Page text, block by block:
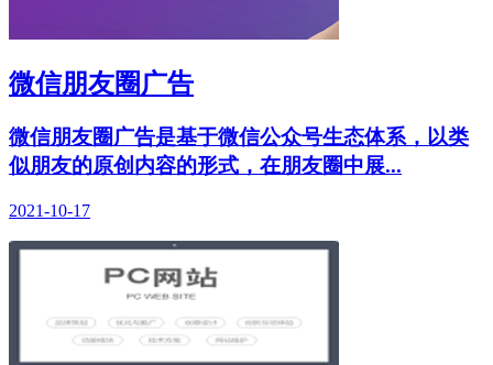
微信朋友圈广告
微信朋友圈广告是基于微信公众号生态体系，以类
似朋友的原创内容的形式，在朋友圈中展...
2021-10-17